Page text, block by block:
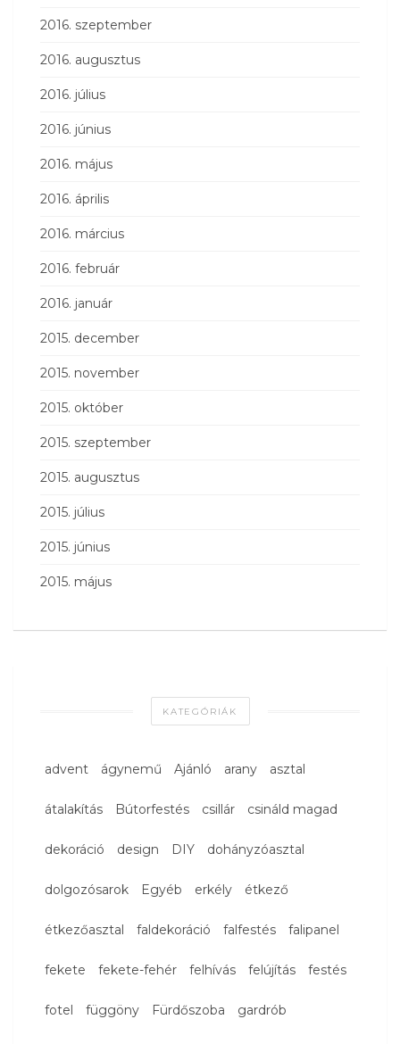
2016. szeptember
2016. augusztus
2016. július
2016. június
2016. május
2016. április
2016. március
2016. február
2016. január
2015. december
2015. november
2015. október
2015. szeptember
2015. augusztus
2015. július
2015. június
2015. május
KATEGÓRIÁK
advent ágynemű Ajánló arany asztal
átalakítás Bútorfestés csillár csináld magad
dekoráció design DIY dohányzóasztal
dolgozósarok Egyéb erkély étkező
étkezőasztal faldekoráció falfestés falipanel
fekete fekete-fehér felhívás felújítás festés
fotel függöny Fürdőszoba gardrób